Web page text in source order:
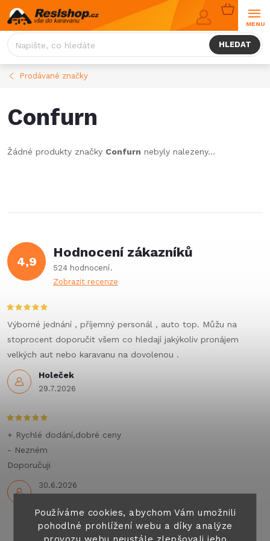
Používáme cookies, abychom Vám umožnili
pohodlné prohlížení webu a díky analýze
provozu webu neustále zlepšovali jeho
Přejít
na
obsah
HLEDAT
NÁKUPNÍ
KOŠÍK
Prodávané značky
Confurn
Žádné produkty značky Confurn nebyly nalezeny...
4,9
Hodnocení zákazníků
524 hodnocení
Zobrazit recenze
Holeček
29.7.2026
Výborné jednání , příjemný personál , auto top. Můžu na
stoprocent doporučit všem co hledají jakýkoliv pronájem
velkých aut nebo karavanu na dovolenou .
30.6.2026
+ Rychlé dodání,dobré ceny
- Nezném
Doporučuji